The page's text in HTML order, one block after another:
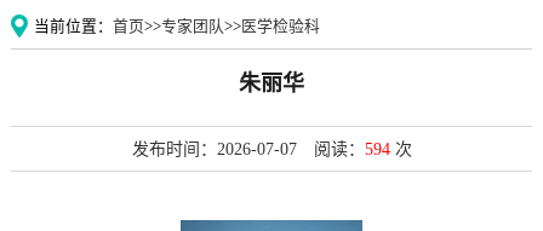
当前位置： 首页>>专家团队>>医学检验科
朱丽华
发布时间：2026-07-07 阅读： 594次
党建文化
清廉附院
人才招聘